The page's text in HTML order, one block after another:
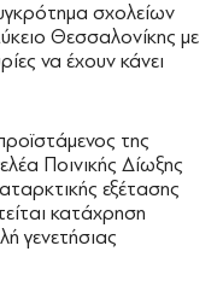
σχολείων
Θεσσαλονίκης με
να έχουν κάνει
της
Ποινικής Δίωξης
εξέτασης
κατάχρηση
γενετήσιας